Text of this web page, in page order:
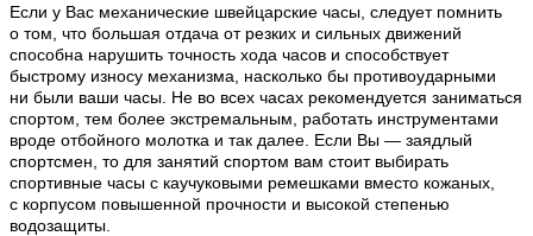
Если у Вас механические швейцарские часы, следует помнить
о том, что большая отдача от резких и сильных движений
способна нарушить точность хода часов и способствует
быстрому износу механизма, насколько бы противоударными
ни были ваши часы. Не во всех часах рекомендуется заниматься
спортом, тем более экстремальным, работать инструментами
вроде отбойного молотка и так далее. Если Вы — заядлый
спортсмен, то для занятий спортом вам стоит выбирать
спортивные часы с каучуковыми ремешками вместо кожаных,
с корпусом повышенной прочности и высокой степенью
водозащиты.